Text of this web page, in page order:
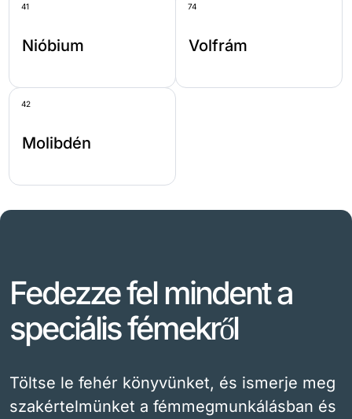
41
Nióbium
74
Volfrám
42
Molibdén
Fedezze fel mindent a
speciális fémekről
Töltse le fehér könyvünket, és ismerje meg
szakértelmünket a fémmegmunkálásban és